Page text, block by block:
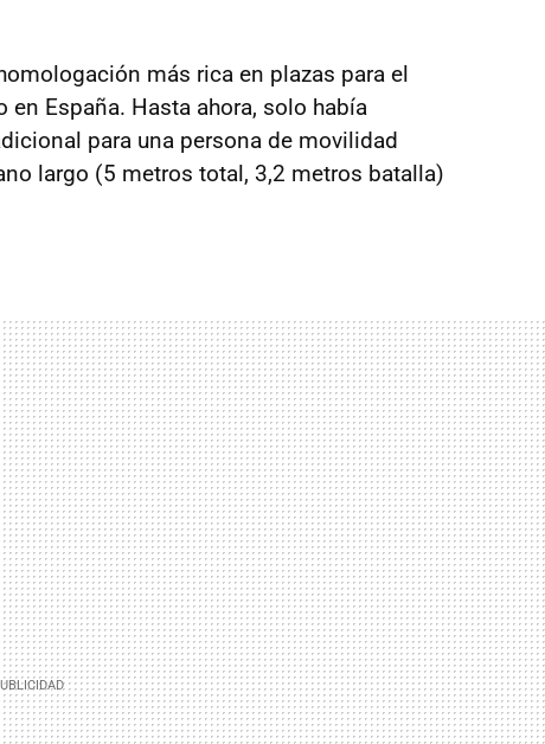
más rica en plazas para el
en España. Hasta ahora, solo había
para una persona de movilidad
largo (5 metros total, 3,2 metros batalla)